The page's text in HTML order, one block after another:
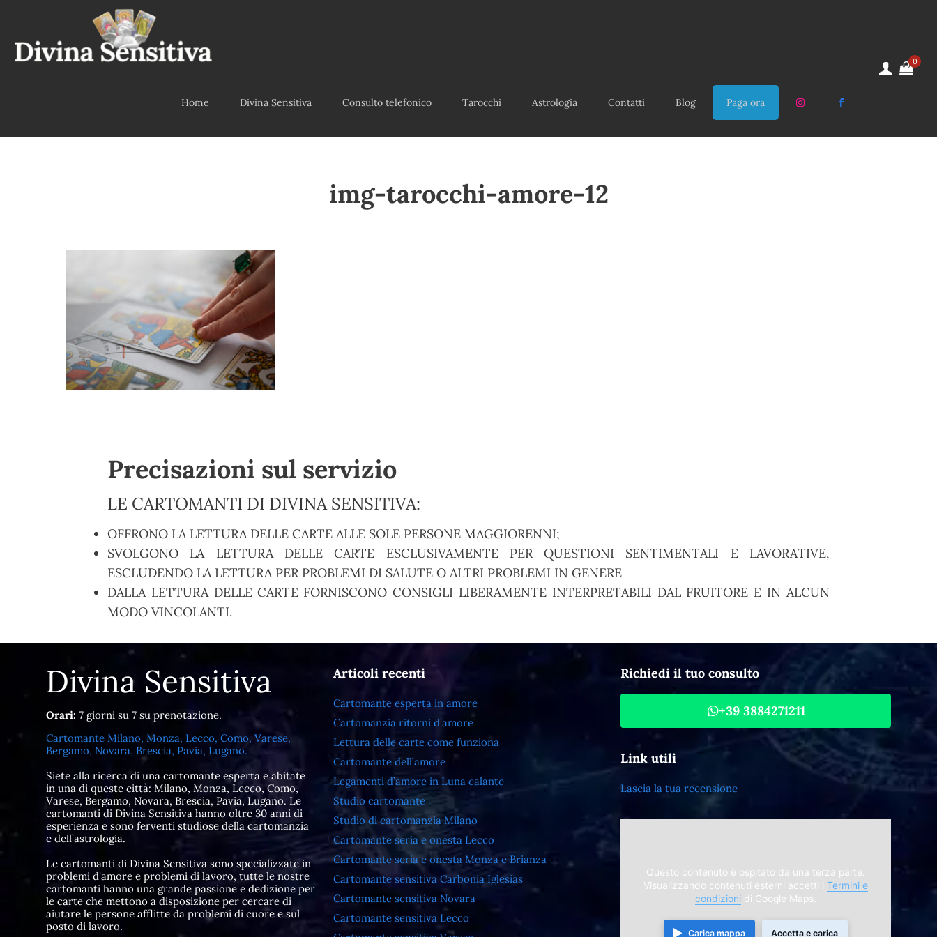
Home Divina Sensitiva Consulto telefonico Tarocchi Astrologia Contatti Blog Paga ora
0
img-tarocchi-amore-12
Precisazioni sul servizio
LE CARTOMANTI DI DIVINA SENSITIVA:
OFFRONO LA LETTURA DELLE CARTE ALLE SOLE PERSONE MAGGIORENNI;
SVOLGONO LA LETTURA DELLE CARTE ESCLUSIVAMENTE PER QUESTIONI SENTIMENTALI E LAVORATIVE,
ESCLUDENDO LA LETTURA PER PROBLEMI DI SALUTE O ALTRI PROBLEMI IN GENERE
DALLA LETTURA DELLE CARTE FORNISCONO CONSIGLI LIBERAMENTE INTERPRETABILI DAL FRUITORE E IN ALCUN
MODO VINCOLANTI.
Divina Sensitiva
Orari: 7 giorni su 7 su prenotazione.
Cartomante Milano, Monza, Lecco, Como, Varese,
Bergamo, Novara, Brescia, Pavia, Lugano.
Siete alla ricerca di una cartomante esperta e abitate
in una di queste città: Milano, Monza, Lecco, Como,
Varese, Bergamo, Novara, Brescia, Pavia, Lugano. Le
cartomanti di Divina Sensitiva hanno oltre 30 anni di
esperienza e sono ferventi studiose della cartomanzia
e dell’astrologia.
Le cartomanti di Divina Sensitiva sono specializzate in
problemi d'amore e problemi di lavoro, tutte le nostre
cartomanti hanno una grande passione e dedizione per
le carte che mettono a disposizione per cercare di
aiutare le persone afflitte da problemi di cuore e sul
posto di lavoro.
Articoli recenti
Cartomante esperta in amore
Cartomanzia ritorni d’amore
Lettura delle carte come funziona
Cartomante dell’amore
Legamenti d’amore in Luna calante
Studio cartomante
Studio di cartomanzia Milano
Cartomante seria e onesta Lecco
Cartomante seria e onesta Monza e Brianza
Cartomante sensitiva Carbonia Iglesias
Cartomante sensitiva Novara
Cartomante sensitiva Lecco
Richiedi il tuo consulto
+39 3884271211
Link utili
Lascia la tua recensione
Questo contenuto è ospitato da una terza parte.
Visualizzando contenuti esterni accetti iTermini e
condizioni di Google Maps.
Carica mappa Accetta e carica